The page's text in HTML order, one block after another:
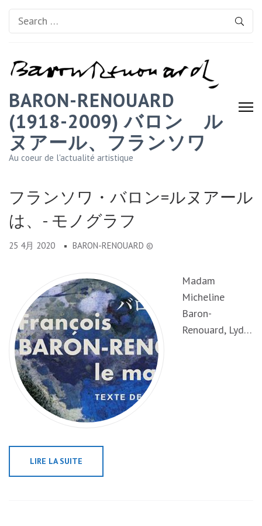
Search
for:
BARON-RENOUARD
(1918-2009) バロン゠ル
ヌアール、フランソワ
Au coeur de l'actualité artistique
フランソワ・バロン=ルヌアール
は、- モノグラフ
25 4月 2020 BARON-RENOUARD ©
Madam
Micheline
Baron-
Renouard, Lyd…
LIRE LA SUITE